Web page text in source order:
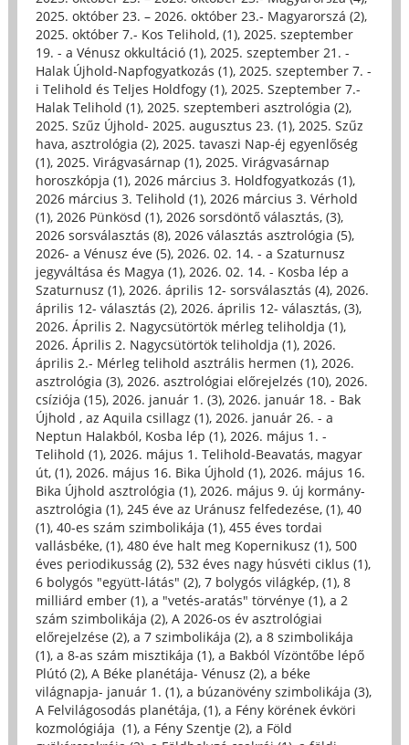
2025. október 23. – 2026. október 23.- Magyarorszá (2),
2025. október 7.- Kos Telihold, (1), 2025. szeptember
19. - a Vénusz okkultáció (1), 2025. szeptember 21. -
Halak Újhold-Napfogyatkozás (1), 2025. szeptember 7. -
i Telihold és Teljes Holdfogy (1), 2025. Szeptember 7.-
Halak Telihold (1), 2025. szeptemberi asztrológia (2),
2025. Szűz Újhold- 2025. augusztus 23. (1), 2025. Szűz
hava, asztrológia (2), 2025. tavaszi Nap-éj egyenlőség
(1), 2025. Virágvasárnap (1), 2025. Virágvasárnap
horoszkópja (1), 2026 március 3. Holdfogyatkozás (1),
2026 március 3. Telihold (1), 2026 március 3. Vérhold
(1), 2026 Pünkösd (1), 2026 sorsdöntő választás, (3),
2026 sorsválasztás (8), 2026 választás asztrológia (5),
2026- a Vénusz éve (5), 2026. 02. 14. - a Szaturnusz
jegyváltása és Magya (1), 2026. 02. 14. - Kosba lép a
Szaturnusz (1), 2026. április 12- sorsválasztás (4), 2026.
április 12- választás (2), 2026. április 12- választás, (3),
2026. Április 2. Nagycsütörtök mérleg teliholdja (1),
2026. Április 2. Nagycsütörtök teliholdja (1), 2026.
április 2.- Mérleg telihold asztrális hermen (1), 2026.
asztrológia (3), 2026. asztrológiai előrejelzés (10), 2026.
csíziója (15), 2026. január 1. (3), 2026. január 18. - Bak
Újhold , az Aquila csillagz (1), 2026. január 26. - a
Neptun Halakból, Kosba lép (1), 2026. május 1. -
Telihold (1), 2026. május 1. Telihold-Beavatás, magyar
út, (1), 2026. május 16. Bika Újhold (1), 2026. május 16.
Bika Újhold asztrológia (1), 2026. május 9. új kormány-
asztrológia (1), 245 éve az Uránusz felfedezése, (1), 40
(1), 40-es szám szimbolikája (1), 455 éves tordai
vallásbéke, (1), 480 éve halt meg Kopernikusz (1), 500
éves periodikusság (2), 532 éves nagy húsvéti ciklus (1),
6 bolygós "együtt-látás" (2), 7 bolygós világkép, (1), 8
milliárd ember (1), a "vetés-aratás" törvénye (1), a 2
szám szimbolikája (2), A 2026-os év asztrológiai
előrejelzése (2), a 7 szimbolikája (2), a 8 szimbolikája
(1), a 8-as szám misztikája (1), a Bakból Vízöntőbe lépő
Plútó (2), A Béke planétája- Vénusz (2), a béke
világnapja- január 1. (1), a búzanövény szimbolikája (3),
A Felvilágosodás planétája, (1), a Fény körének évköri
kozmológiája (1), a Fény Szentje (2), a Föld